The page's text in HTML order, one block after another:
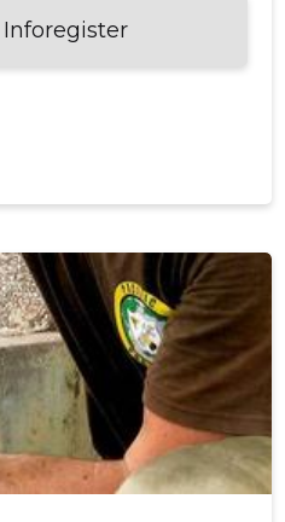
Inforegister